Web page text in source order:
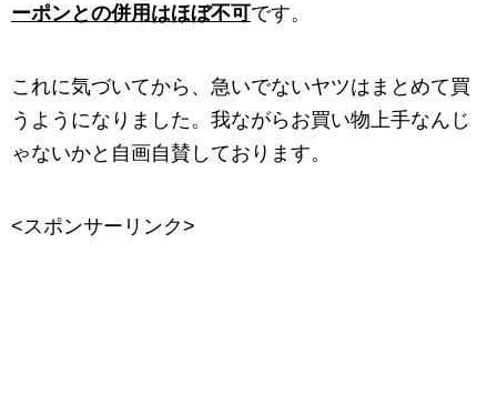
ーポンとの併用はほぼ不可です。
これに気づいてから、急いでないヤツはまとめて買
うようになりました。我ながらお買い物上手なんじ
ゃないかと自画自賛しております。
<スポンサーリンク>